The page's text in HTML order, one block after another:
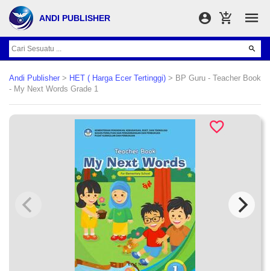
ANDI PUBLISHER
Andi Publisher > HET ( Harga Ecer Tertinggi) > BP Guru - Teacher Book
- My Next Words Grade 1